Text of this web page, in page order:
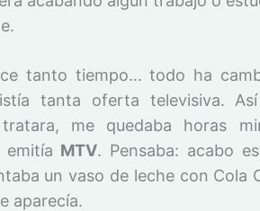
tanto tiempo… todo ha
tanta oferta televisiva.
me quedaba horas
emitía MTV. Pensaba: acabo
un vaso de leche con Cola
aparecía.